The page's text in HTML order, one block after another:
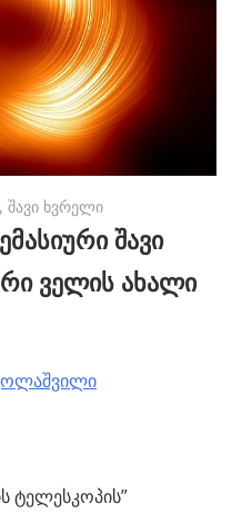
,შავი ხვრელი
შავი
ველის ახალი
ტელესკოპის”